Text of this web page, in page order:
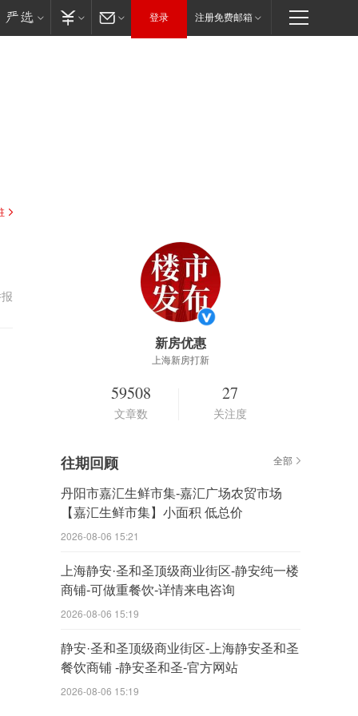
登录 注册免费邮箱
新房优惠
上海新房打新
59508
文章数
27
关注度
往期回顾 全部
丹阳市嘉汇生鲜市集-嘉汇广场农贸市场
【嘉汇生鲜市集】小面积 低总价
2026-08-06 15:21
上海静安·圣和圣顶级商业街区-静安纯一楼
商铺-可做重餐饮-详情来电咨询
2026-08-06 15:19
静安·圣和圣顶级商业街区-上海静安圣和圣
餐饮商铺 -静安圣和圣-官方网站
2026-08-06 15:19